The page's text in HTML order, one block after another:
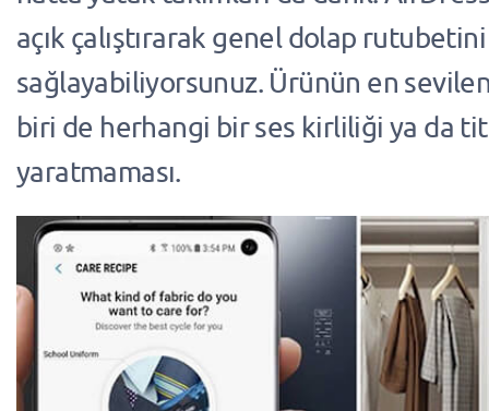
açık çalıştırarak genel dolap
sağlayabiliyorsunuz. Ürünün en
biri de herhangi bir ses kirliliği ya da
yaratmaması.